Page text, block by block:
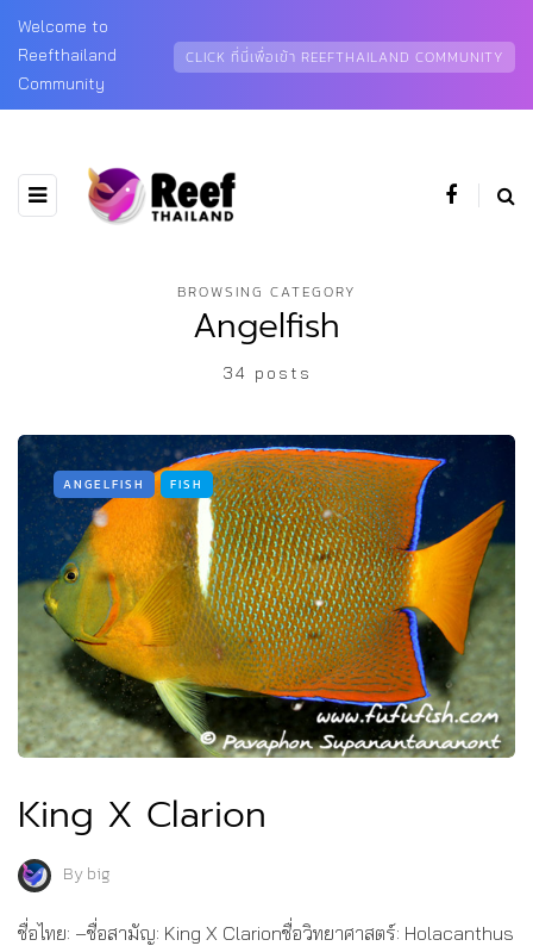
Welcome to
Reefthailand
Community
CLICK ที่นี่เพื่อเข้า REEFTHAILAND COMMUNITY
BROWSING CATEGORY
Angelfish
34 posts
ANGELFISH FISH
King X Clarion
Bybig
ชื่อไทย: –ชื่อสามัญ: King X Clarionชื่อวิทยาศาสตร์: Holacanthus